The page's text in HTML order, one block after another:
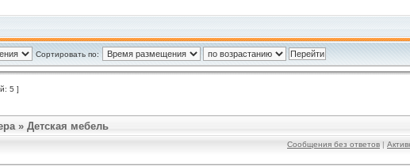
Сортировать по:
5 ]
» Детская мебель
Сообщения без ответов |